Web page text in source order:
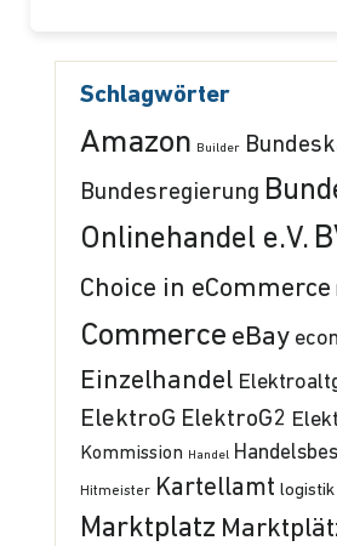
Schlagwörter
Amazon Builder
Bundesregierung
Onlinehandel e.V.
Choice in eCommerce
Commerce eBay
Einzelhandel
ElektroG ElektroG2
Kommission
Handel
Hitmeister Kartellamt logistik
Marktplatz